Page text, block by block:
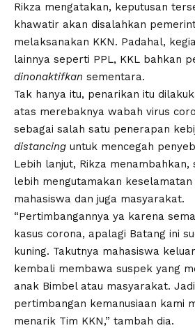
Rikza mengatakan, keputusan
khawatir akan disalahkan
melaksanakan KKN. Padahal,
lainnya seperti PPL, KKL bahkan
dinonaktifkan sementara.
Tak hanya itu, penarikan itu
atas merebaknya wabah virus
sebagai salah satu penerapan
distancing untuk mencegah
Lebih lanjut, Rikza menambahkan,
lebih mengutamakan
mahasiswa dan juga masyarakat.
“Pertimbangannya ya karena
kasus corona, apalagi Batang ini
kuning. Takutnya mahasiswa
kembali membawa suspek yang
anak Bimbel atau masyarakat.
pertimbangan kemanusiaan kami
menarik Tim KKN,” tambah dia.